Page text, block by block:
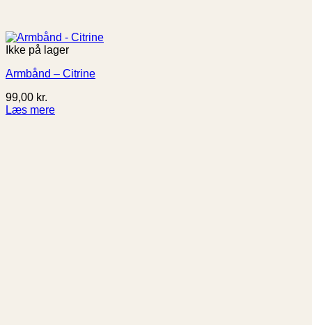
Ikke på lager
Armbånd – Citrine
99,00 kr.
Læs mere